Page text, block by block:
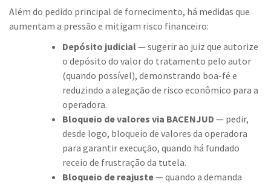
Além do pedido principal de fornecimento, há medidas que
aumentam a pressão e mitigam risco financeiro:
Depósito judicial— sugerir ao juiz que autorize
o depósito do valor do tratamento pelo autor
(quando possível), demonstrando boa-fé e
reduzindo a alegação de risco econômico para a
operadora.
Bloqueio de valores via BACENJUD — pedir,
desde logo, bloqueio de valores da operadora
para garantir execução, quando há fundado
receio de frustração da tutela.
Bloqueio de reajuste— quando a demanda